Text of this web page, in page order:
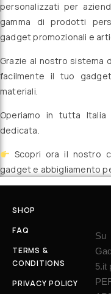
personalizzati per
gamma di prodotti
gadget promozionali e
Grazie al nostro sistema
facilmente il tuo
materiali.
Operiamo in tutta
dedicata.
Scopri ora il nostro
gadget e abbigliamento
SHOP
FAQ
TERMS &
CONDITIONS
PRIVACY POLICY
Su
5.it